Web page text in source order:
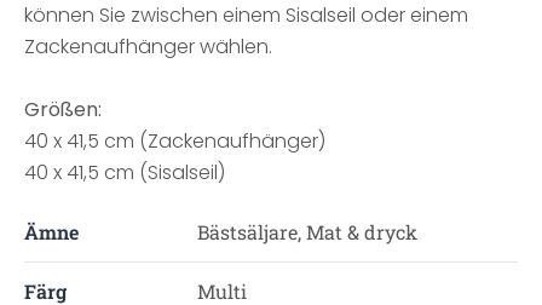
können Sie zwischen einem Sisalseil oder einem
Zackenaufhänger wählen.
Größen:
40 x 41,5 cm (Zackenaufhänger)
40 x 41,5 cm (Sisalseil)
Ämne Bästsäljare, Mat & dryck
Färg Multi